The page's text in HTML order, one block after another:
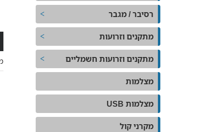
רסיבר / מגבר
מתקנים וזרועות
מתקנים וזרועות חשמליים
מצלמות
מצלמות USB
מקרני קול